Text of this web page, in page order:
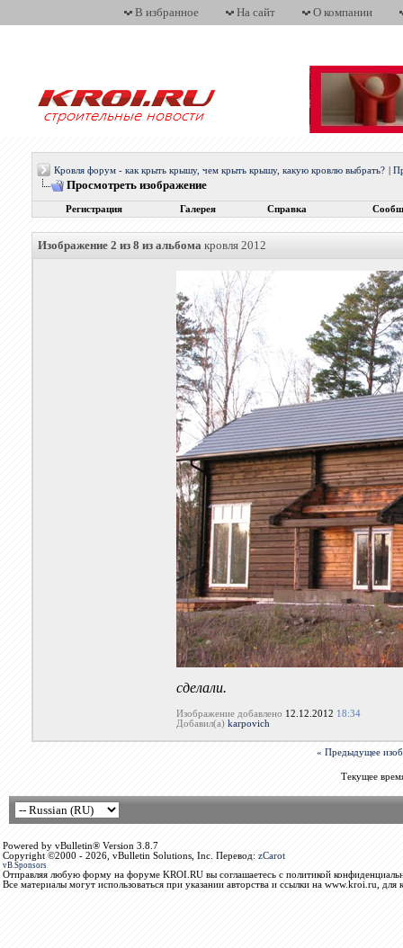
В избранное На сайт О компании
Кровля форум - как крыть крышу, чем крыть крышу, какую кровлю выбрать?
Просмотреть изображение
Регистрация Галерея Справка
Изображение 2 из 8 из альбома кровля 2012
сделали.
Изображение добавлено 12.12.2012 18:34
Добавил(а) karpovich
« Предыдущее
Текущее
Powered by vBulletin® Version 3.8.7
Copyright ©2000 - 2026, vBulletin Solutions, Inc. Перевод: zCarot
vB.Sponsors
Отправляя любую форму на форуме KROI.RU вы соглашаетесь с политикой
Все материалы могут использоваться при указании авторства и ссылки на www.kroi.ru, для